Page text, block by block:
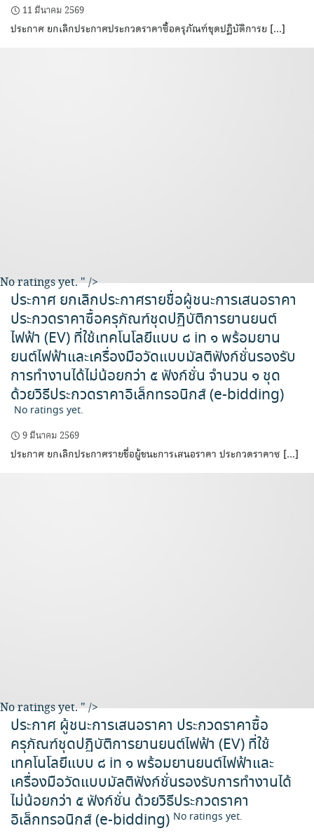
11 มีนาคม 2569
ประกาศ ยกเลิกประกาศประกวดราคาซื้อครุภัณฑ์ชุดปฏิบัติการย […]
No ratings yet." />
ประกาศ ยกเลิกประกาศรายชื่อผู้ชนะการเสนอราคา
ประกวดราคาซื้อครุภัณฑ์ชุดปฏิบัติการยานยนต์
ไฟฟ้า (EV) ที่ใช้เทคโนโลยีแบบ ๘ in ๑ พร้อมยาน
ยนต์ไฟฟ้าและเครื่องมือวัดแบบมัลติฟังก์ชั่นรองรับ
การทำงานได้ไม่น้อยกว่า ๕ ฟังก์ชั่น จำนวน ๑ ชุด
ด้วยวิธีประกวดราคาอิเล็กทรอนิกส์ (e-bidding)
No ratings yet.
9 มีนาคม 2569
ประกาศ ยกเลิกประกาศรายชื่อผู้ชนะการเสนอราคา ประกวดราคาซ […]
No ratings yet." />
ประกาศ ผู้ชนะการเสนอราคา ประกวดราคาซื้อ
ครุภัณฑ์ชุดปฏิบัติการยานยนต์ไฟฟ้า (EV) ที่ใช้
เทคโนโลยีแบบ ๘ in ๑ พร้อมยานยนต์ไฟฟ้าและ
เครื่องมือวัดแบบมัลติฟังก์ชั่นรองรับการทำงานได้
ไม่น้อยกว่า ๕ ฟังก์ชั่น ด้วยวิธีประกวดราคา
อิเล็กทรอนิกส์ (e-bidding) No ratings yet.